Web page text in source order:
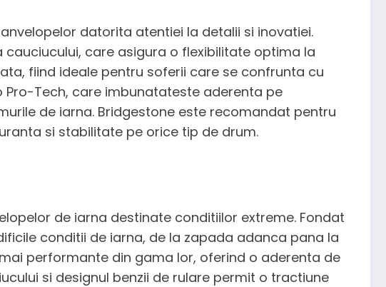
datorita atentiei la detalii si inovatiei.
care asigura o flexibilitate optima la
fiind ideale pentru soferii care se confrunta cu
Pro-Tech, care imbunatateste aderenta pe
de iarna. Bridgestone este recomandat pentru
si stabilitate pe orice tip de drum.
de iarna destinate conditiilor extreme. Fondat
conditii de iarna, de la zapada adanca pana la
performante din gama lor, oferind o aderenta de
si designul benzii de rulare permit o tractiune